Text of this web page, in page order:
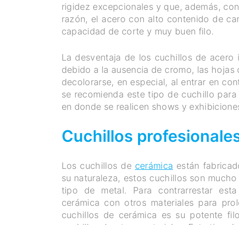
rigidez excepcionales y que, además,
razón, el acero con alto contenido de
capacidad de corte y muy buen filo.
La desventaja de los cuchillos de
debido a la ausencia de cromo, las
decolorarse, en especial, al entrar en
se recomienda este tipo de cuchillo
en donde se realicen shows y
Cuchillos
Los cuchillos de cerámica están
su naturaleza, estos cuchillos son
tipo de metal. Para contrarrestar
cerámica con otros materiales para
cuchillos de cerámica es su potente